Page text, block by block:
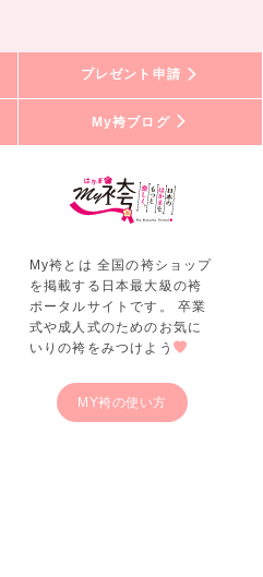
プレゼント申請
My袴ブログ
My袴とは 全国の袴ショップ
を掲載する日本最大級の袴
ポータルサイトです。 卒業
式や成人式のためのお気に
いりの袴をみつけよう
MY袴の使い方